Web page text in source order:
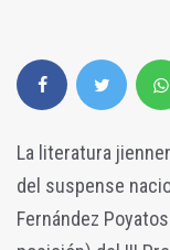
La literatura
del suspense
Fernández